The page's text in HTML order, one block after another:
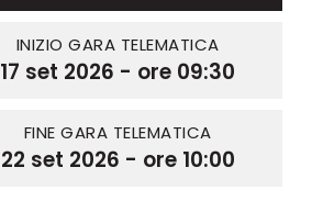
INIZIO GARA TELEMATICA
17 set 2026 - ore 09:30
FINE GARA TELEMATICA
22 set 2026 - ore 10:00